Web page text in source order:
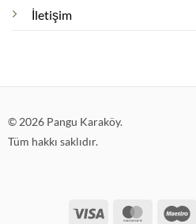
İletişim
© 2026 Pangu Karaköy.
Tüm hakkı saklıdır.
Visa